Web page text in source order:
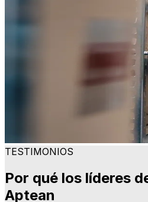
TESTIMONIOS
Por qué los líderes
Aptean